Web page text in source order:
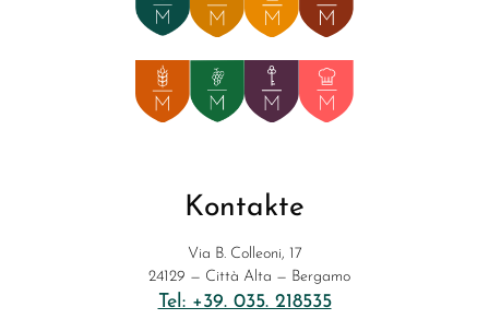
Kontakte
Via B. Colleoni, 17
24129 — Città Alta — Bergamo
Tel: +39. 035. 218535